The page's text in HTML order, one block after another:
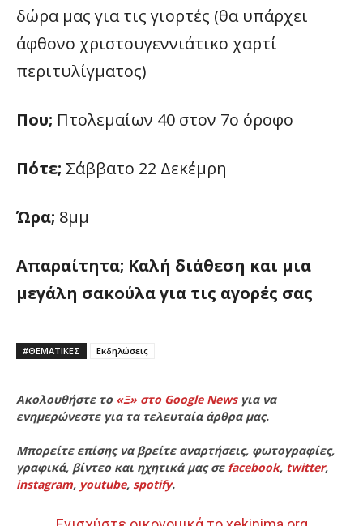
δώρα μας για τις γιορτές (θα υπάρχει
άφθονο χριστουγεννιάτικο χαρτί
περιτυλίγματος)
Που; Πτολεμαίων 40 στον 7ο όροφο
Πότε; Σάββατο 22 Δεκέμρη
Ώρα; 8μμ
Απαραίτητα; Καλή διάθεση και μια
μεγάλη σακούλα για τις αγορές σας
#ΘΕΜΑΤΙΚΈΣ Εκδηλώσεις
Ακολουθήστε το «Ξ» στο Google Newsγια να
ενημερώνεστε για τα τελευταία άρθρα μας.
Μπορείτε επίσης να βρείτε αναρτήσεις, φωτογραφίες,
γραφικά, βίντεο και ηχητικά μας σε facebook, twitter,
instagram, youtube, spotify.